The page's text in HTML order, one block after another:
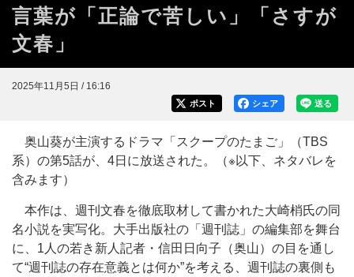
言葉が「正論で苦しい」「さすが
文春」
2025年11月5日 / 16:16
送る
シェア
ポスト
奥山葵が主演するドラマ「スクープのたまご」（TBS
系）の第5話が、4日に放送された。（※以下、ネタバレを
含みます）
本作は、週刊文春を徹底取材して書かれた大崎梢氏の同
名小説を実写化。大手出版社の「週刊誌」の編集部を舞台
に、1人の若き新人記者・信田日向子（奥山）の目を通し
て“週刊誌の存在意義とは何か”を考える、週刊誌の裏側も